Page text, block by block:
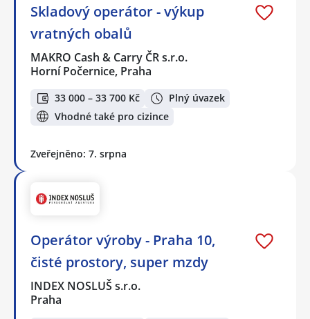
Skladový operátor - výkup
vratných obalů
MAKRO Cash & Carry ČR s.r.o.
Horní Počernice, Praha
33 000 – 33 700 Kč
Plný úvazek
Vhodné také pro cizince
Zveřejněno: 7. srpna
Operátor výroby - Praha 10,
čisté prostory, super mzdy
INDEX NOSLUŠ s.r.o.
Praha